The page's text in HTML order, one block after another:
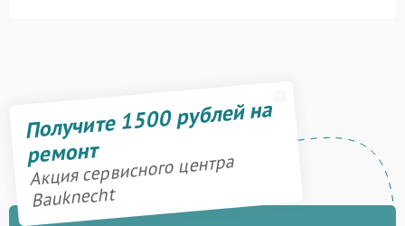
Получите 1500 рублей на
ремонт
Акция сервисного центра
Bauknecht